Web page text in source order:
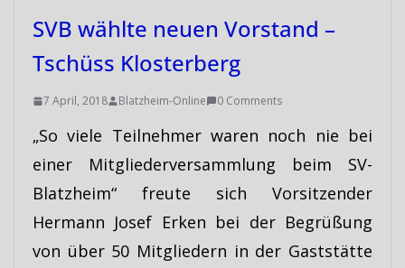
SVB wählte neuen Vorstand –
Tschüss Klosterberg
7 April, 2018 Blatzheim-Online 0 Comments
„So viele Teilnehmer waren noch nie bei
einer Mitgliederversammlung beim SV-
Blatzheim“ freute sich Vorsitzender
Hermann Josef Erken bei der Begrüßung
von über 50 Mitgliedern in der Gaststätte